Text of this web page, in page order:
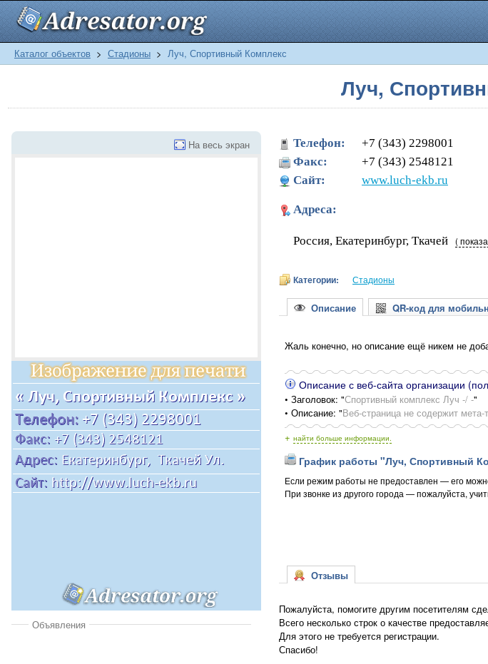
Каталог объектов > Стадионы > Луч, Спортивный Комплекс
Луч,
На весь экран
Объявления
Телефон:
+7 (343) 2298001
Факс:
+7 (343) 2548121
Сайт:
www.luch-ekb.ru
Адреса:
Россия, Екатеринбург, Ткачей (
Категории: Стадионы
Описание QR-код для
Жаль конечно, но описание ещё никем не
Описание с веб-сайта организации
• Заголовок: "Спортивный комплекс Луч -/ -"
• Описание: "Веб-страница не содержит мета-
+ найти больше информации.
График работы "Луч, Спортивный
Если режим работы не предоставлен — его
При звонке из другого города — пожалуйста,
Отзывы
Пожалуйста, помогите другим посетителям
Всего несколько строк о качестве
Для этого не требуется регистрации.
Спасибо!